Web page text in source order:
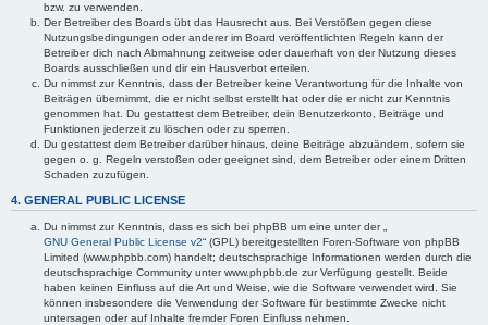
bzw. zu verwenden.
Der Betreiber des Boards übt das Hausrecht aus. Bei Verstößen gegen diese
Nutzungsbedingungen oder anderer im Board veröffentlichten Regeln kann der
Betreiber dich nach Abmahnung zeitweise oder dauerhaft von der Nutzung dieses
Boards ausschließen und dir ein Hausverbot erteilen.
Du nimmst zur Kenntnis, dass der Betreiber keine Verantwortung für die Inhalte von
Beiträgen übernimmt, die er nicht selbst erstellt hat oder die er nicht zur Kenntnis
genommen hat. Du gestattest dem Betreiber, dein Benutzerkonto, Beiträge und
Funktionen jederzeit zu löschen oder zu sperren.
Du gestattest dem Betreiber darüber hinaus, deine Beiträge abzuändern, sofern sie
gegen o. g. Regeln verstoßen oder geeignet sind, dem Betreiber oder einem Dritten
Schaden zuzufügen.
4. GENERAL PUBLIC LICENSE
Du nimmst zur Kenntnis, dass es sich bei phpBB um eine unter der „
GNU General Public License v2“ (GPL) bereitgestellten Foren-Software von phpBB
Limited (www.phpbb.com) handelt; deutschsprachige Informationen werden durch die
deutschsprachige Community unter www.phpbb.de zur Verfügung gestellt. Beide
haben keinen Einfluss auf die Art und Weise, wie die Software verwendet wird. Sie
können insbesondere die Verwendung der Software für bestimmte Zwecke nicht
untersagen oder auf Inhalte fremder Foren Einfluss nehmen.